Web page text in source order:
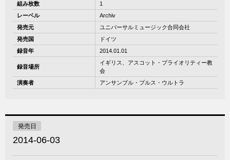
組み枚数
1
レーベル
Archiv
発売元
ユニバーサルミュージック合同会社
発売国
ドイツ
録音年
2014.01.01
録音場所
イギリス、アスコット・プライオリティー教
会
演奏者
アンサンブル・プルス・ウルトラ
発売日
2014-06-03